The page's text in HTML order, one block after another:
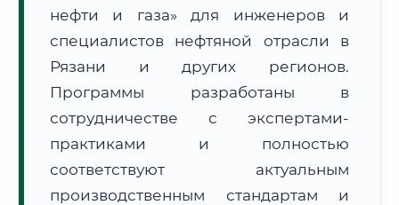
Расчет логистики оригиналов:
• Маршрут транзита:
~2 724 км
• Экспресс-доставка СДЭК / Почтой:
4–6 рабочих дней
📜 Документы и аккредитация
нефти и газа» для инженеров и
специалистов нефтяной отрасли в
Рязани и других регионов.
Программы разработаны в
сотрудничестве с экспертами-
практиками и полностью
соответствуют актуальным
производственным стандартам и